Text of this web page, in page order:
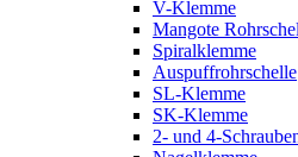
V-Klemme
Mangote
Spiralklemme
Auspuffrohrschelle
SL-Klemme
SK-Klemme
2- und 4-